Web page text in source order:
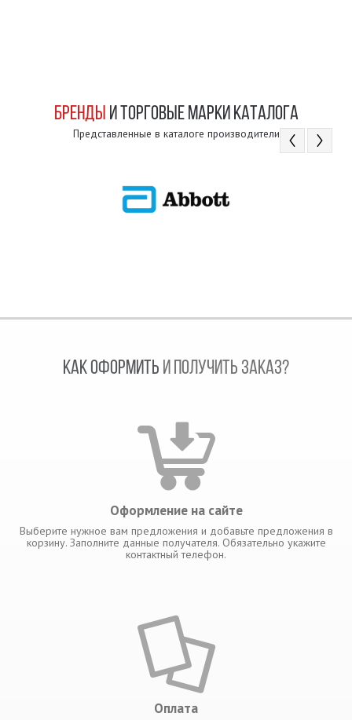
БРЕНДЫ И ТОРГОВЫЕ МАРКИ КАТАЛОГА
Представленные в каталоге производители
КАК ОФОРМИТЬ И ПОЛУЧИТЬ ЗАКАЗ?
Оформление на сайте
Выберите нужное вам предложения и добавьте предложения в
корзину. Заполните данные получателя. Обязательно укажите
контактный телефон.
Оплата